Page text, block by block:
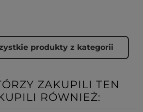
produkty z kategorii
ZAKUPILI TEN
RÓWNIEŻ: